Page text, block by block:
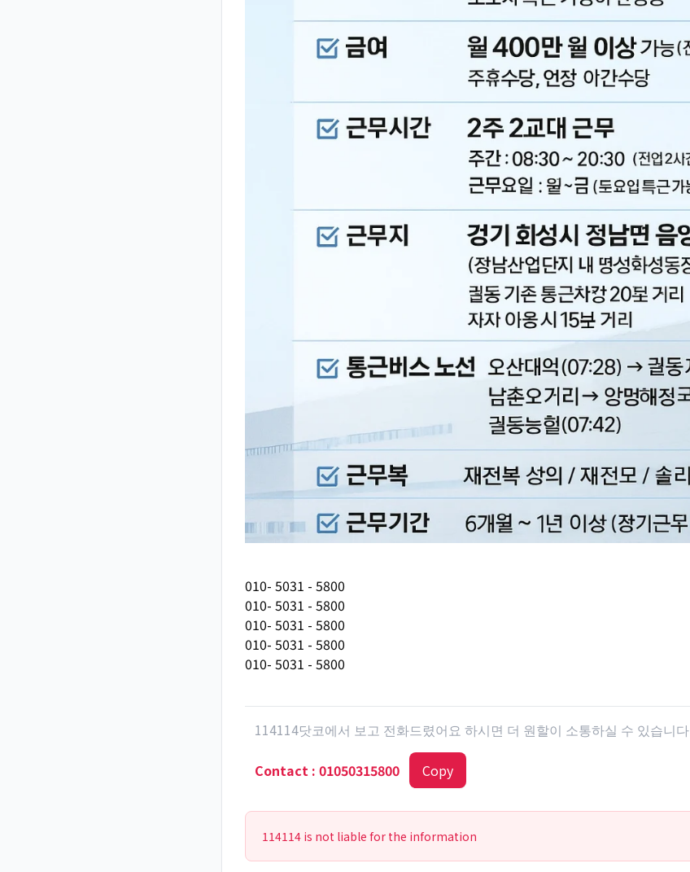
010- 5031 - 5800
010- 5031 - 5800
010- 5031 - 5800
010- 5031 - 5800
010- 5031 - 5800
114114닷코에서 보고 전화드렸어요 하시면 더 원할이 소통하실 수 있습니다
Contact : 01050315800 Copy
114114 is not liable for the information